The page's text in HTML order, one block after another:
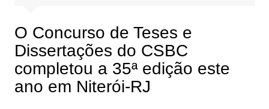
O Concurso de Teses e
Dissertações do CSBC
completou a 35ª edição este
ano em Niterói-RJ